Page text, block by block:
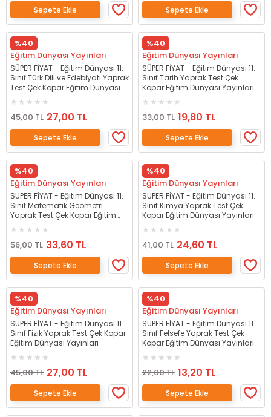
Sepete Ekle Sepete Ekle
%40
Eğitim Dünyası Yayınları
SÜPER FİYAT - Eğitim Dünyası 11.
Sınıf Türk Dili ve Edebiyatı Yaprak
Test Çek Kopar Eğitim Dünyası
45,00 TL 27,00 TL
Sepete Ekle
%40
Eğitim Dünyası Yayınları
SÜPER FİYAT - Eğitim Dünyası 11.
Sınıf Tarih Yaprak Test Çek
Kopar Eğitim Dünyası Yayınları
33,00 TL 19,80 TL
Sepete Ekle
%40
Eğitim Dünyası Yayınları
SÜPER FİYAT - Eğitim Dünyası 11.
Sınıf Matematik Geometri
Yaprak Test Çek Kopar Eğitim
56,00 TL 33,60 TL
Sepete Ekle
%40
Eğitim Dünyası Yayınları
SÜPER FİYAT - Eğitim Dünyası 11.
Sınıf Kimya Yaprak Test Çek
Kopar Eğitim Dünyası Yayınları
41,00 TL 24,60 TL
Sepete Ekle
%40
Eğitim Dünyası Yayınları
SÜPER FİYAT - Eğitim Dünyası 11.
Sınıf Fizik Yaprak Test Çek Kopar
Eğitim Dünyası Yayınları
45,00 TL 27,00 TL
Sepete Ekle
%40
Eğitim Dünyası Yayınları
SÜPER FİYAT - Eğitim Dünyası 11.
Sınıf Felsefe Yaprak Test Çek
Kopar Eğitim Dünyası Yayınları
22,00 TL 13,20 TL
Sepete Ekle